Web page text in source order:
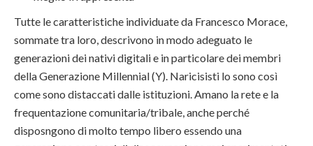
Tutte le caratteristiche individuate da Francesco Morace,
sommate tra loro, descrivono in modo adeguato le
generazioni dei nativi digitali e in particolare dei membri
della Generazione Millennial (Y). Naricisisti lo sono così
come sono distaccati dalle istituzioni. Amano la rete e la
frequentazione comunitaria/tribale, anche perché
disposngono di molto tempo libero essendo una